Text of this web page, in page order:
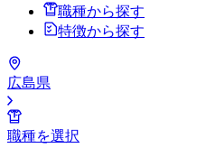
職種から探す
特徴から探す
広島県
職種を選択